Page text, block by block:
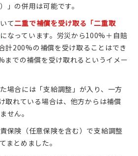
」の併用は可能です。
て二重で補償を受け取る「二重取
になっています。労災から100%＋自賠
計200%の補償を受け取ることはでき
までの補償を受け取れるというイメー
場合には「支給調整」が入り、一方
取れている場合は、他方からは補償
せん。
保険（任意保険を含む）で支給調整
まとめました。